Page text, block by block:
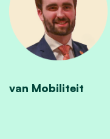
van Mobiliteit